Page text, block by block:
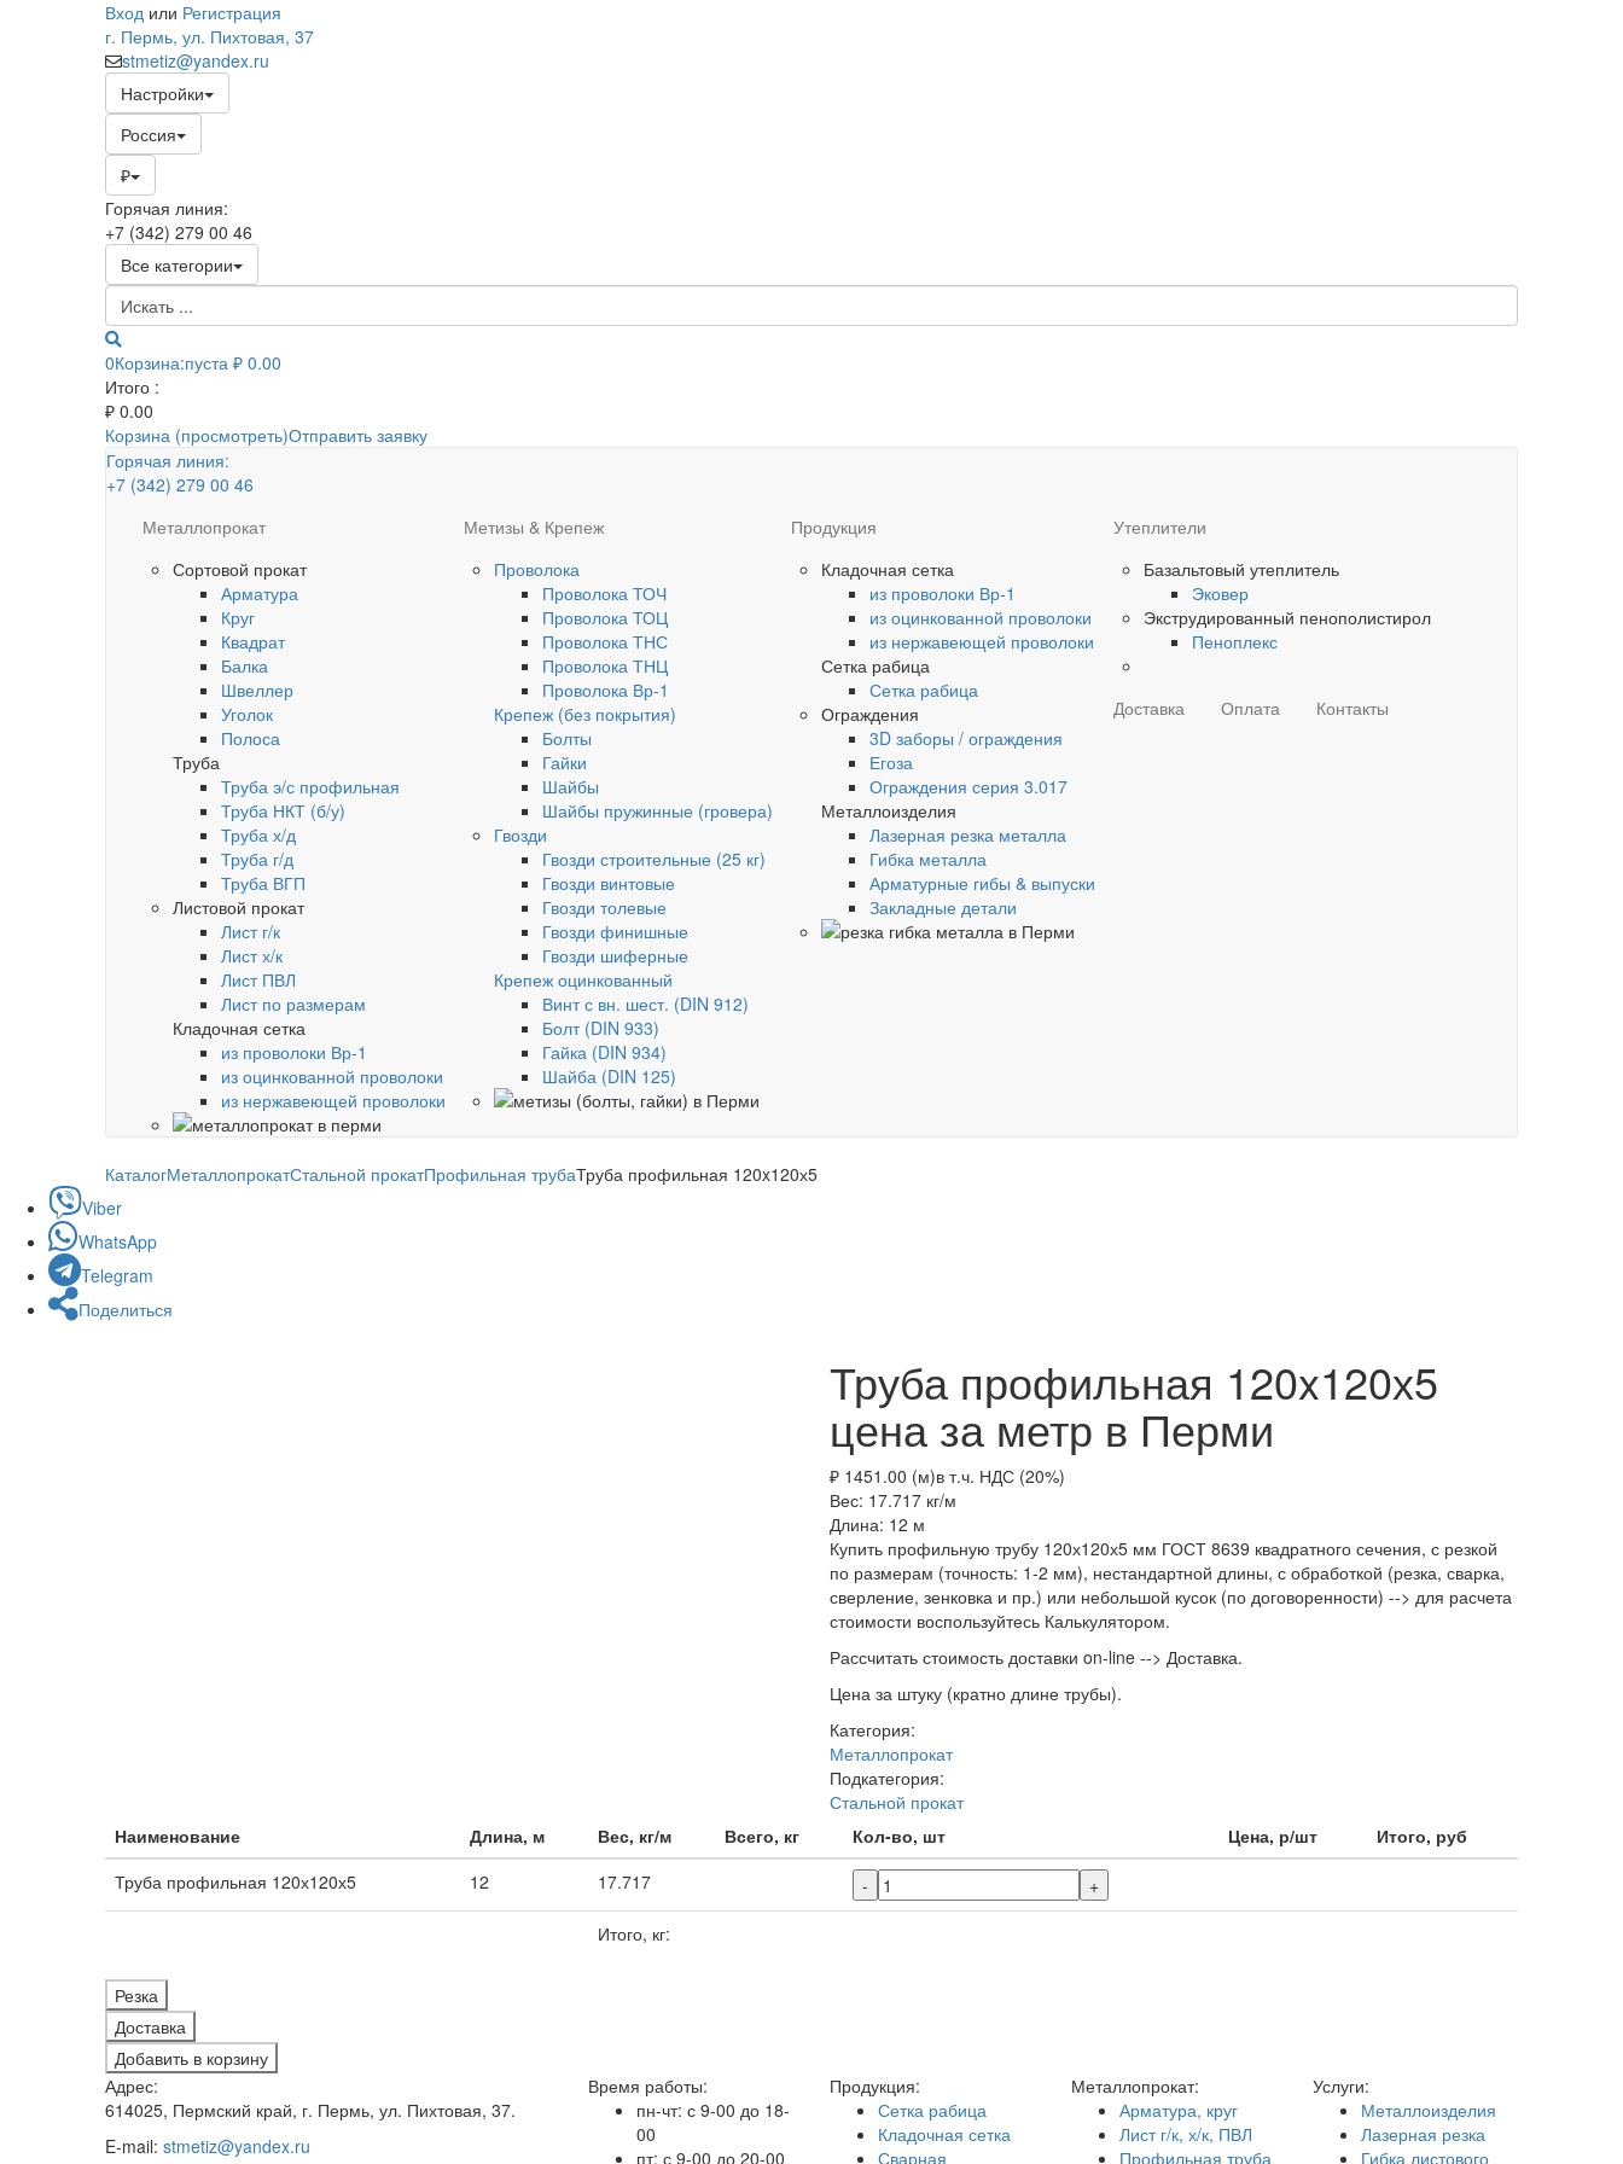
Вход или Регистрация
г. Пермь, ул. Пихтовая, 37
stmetiz@yandex.ru
Настройки
Россия
₽
Горячая линия:
+7 (342) 279 00 46
Все категории
0Корзина:пуста ₽ 0.00
Итого :
₽ 0.00
Корзина (просмотреть)Отправить заявку
Горячая линия:
+7 (342) 279 00 46
Металлопрокат
Сортовой прокат
Арматура
Круг
Квадрат
Балка
Швеллер
Уголок
Полоса
Труба
Труба э/с профильная
Труба НКТ (б/у)
Труба х/д
Труба г/д
Труба ВГП
Листовой прокат
Лист г/к
Лист х/к
Лист ПВЛ
Лист по размерам
Кладочная сетка
из проволоки Вр-1
из оцинкованной проволоки
из нержавеющей проволоки
Метизы & Крепеж
Проволока
Проволока ТОЧ
Проволока ТОЦ
Проволока ТНС
Проволока ТНЦ
Проволока Вр-1
Крепеж (без покрытия)
Болты
Гайки
Шайбы
Шайбы пружинные (гровера)
Гвозди
Гвозди строительные (25 кг)
Гвозди винтовые
Гвозди толевые
Гвозди финишные
Гвозди шиферные
Крепеж оцинкованный
Винт с вн. шест. (DIN 912)
Болт (DIN 933)
Гайка (DIN 934)
Шайба (DIN 125)
Продукция
Кладочная сетка
из проволоки Вр-1
из оцинкованной проволоки
из нержавеющей проволоки
Сетка рабица
Сетка рабица
Ограждения
3D заборы / ограждения
Егоза
Ограждения серия 3.017
Металлоизделия
Лазерная резка металла
Гибка металла
Арматурные гибы & выпуски
Закладные детали
Утеплители
Базальтовый утеплитель
Эковер
Экструдированный пенополистирол
Пеноплекс
Доставка Оплата Контакты
КаталогМеталлопрокатСтальной прокатПрофильная трубаТруба профильная 120x120х5
Viber
WhatsApp
Telegram
Поделиться
Труба профильная 120x120х5
цена за метр в Перми
₽ 1451.00 (м)в т.ч. НДС (20%)
Вес: 17.717 кг/м
Длина: 12 м
Купить профильную трубу 120х120х5 мм ГОСТ 8639 квадратного сечения, с резкой
по размерам (точность: 1-2 мм), нестандартной длины, с обработкой (резка, сварка,
сверление, зенковка и пр.) или небольшой кусок (по договоренности) --> для расчета
стоимости воспользуйтесь Калькулятором.
Рассчитать стоимость доставки on-line --> Доставка.
Цена за штуку (кратно длине трубы).
Категория:
Металлопрокат
Подкатегория:
Стальной прокат
Наименование
Длина, м Вес, кг/м Всего, кг Кол-во, шт Цена, р/шт
Итого, руб
Труба профильная 120х120х5
12 17.717 -
+
Итого, кг:
Резка
Доставка
Добавить в корзину
Адрес:
614025, Пермский край, г. Пермь, ул. Пихтовая, 37.
E-mail: stmetiz@yandex.ru
Время работы:
пн-чт: с 9-00 до 18-
00
пт: с 9-00 до 20-00
Продукция:
Сетка рабица
Кладочная сетка
Сварная
Металлопрокат:
Арматура, круг
Лист г/к, х/к, ПВЛ
Профильная труба
Услуги:
Металлоизделия
Лазерная резка
Гибка листового